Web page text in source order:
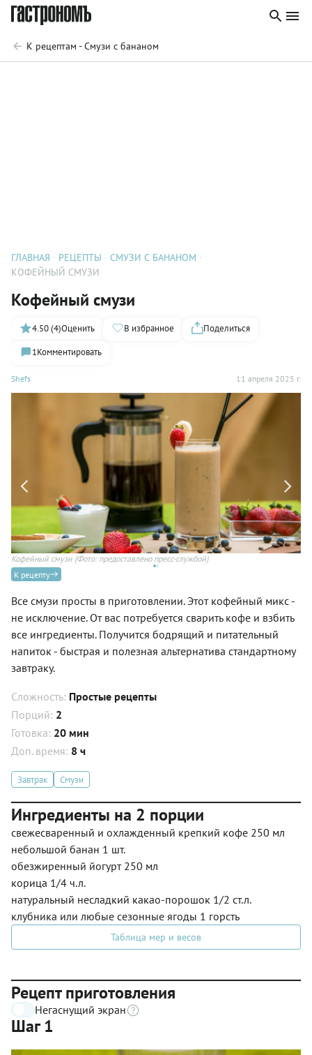
К рецептам - Смузи с бананом
ГЛАВНАЯ РЕЦЕПТЫ
СМУЗИ С БАНАНОМ
КОФЕЙНЫЙ СМУЗИ
Кофейный смузи
Shefs 11 апреля 2025 г.
4.50 (4)Оценить В избранное
Поделиться
1Комментировать
Кофейный смузи (Фото: предоставлено пресс-службой)
К рецепту
Все смузи просты в приготовлении. Этот кофейный микс -
не исключение. От вас потребуется сварить кофе и взбить
все ингредиенты. Получится бодрящий и питательный
напиток - быстрая и полезная альтернатива стандартному
завтраку.
Сложность: Простые рецепты
Порций: 2
Готовка: 20 мин
Доп. время: 8 ч
Завтрак Смузи
Ингредиенты на 2 порции
свежесваренный и охлажденный крепкий кофе 250 мл
небольшой банан 1 шт.
обезжиренный йогурт 250 мл
корица 1/4 ч.л.
натуральный несладкий какао-порошок 1/2 ст.л.
клубника или любые сезонные ягоды 1 горсть
Таблица мер и весов
Рецепт приготовления
Негаснущий экран
Шаг 1